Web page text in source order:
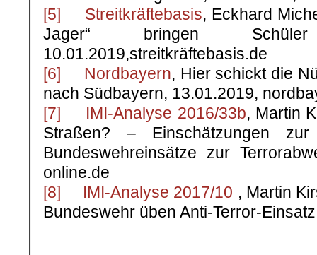
[5] Streitkräftebasis, Eckhard
Jager“ bringen
10.01.2019,streitkräftebasis.de
[6] Nordbayern, Hier schickt die
nach Südbayern, 13.01.2019,
[7] IMI-Analyse 2016/33b, Martin
Straßen? – Einschätzungen
Bundeswehreinsätze zur
online.de
[8] IMI-Analyse 2017/10 , Martin
Bundeswehr üben Anti-Terror-